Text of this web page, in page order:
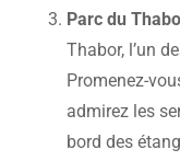
Parc du
Thabor, l’un
Promenez-
admirez les
bord des